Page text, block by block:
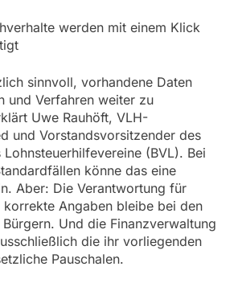
werden mit einem Klick
sinnvoll, vorhandene Daten
und Verfahren weiter zu
Uwe Rauhöft, VLH-
und Vorstandsvorsitzender des
Lohnsteuerhilfevereine (BVL). Bei
könne das eine
Aber: Die Verantwortung für
Angaben bleibe bei den
Und die Finanzverwaltung
die ihr vorliegenden
Pauschalen.